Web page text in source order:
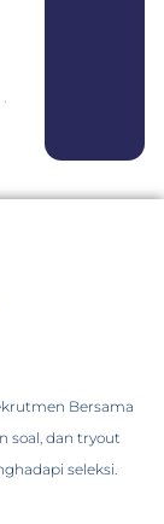
August 3, 2026
Bersama
soal, dan tryout
seleksi.